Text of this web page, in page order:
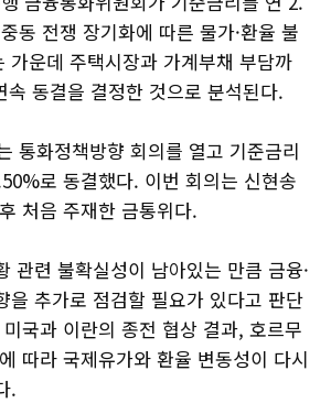
동 전쟁 장기화에 따른 물가·환율 불
가운데 주택시장과 가계부채 부담까
속 동결을 결정한 것으로 분석된다.
통화정책방향 회의를 열고 기준금리
로 동결했다. 이번 회의는 신현송
처음 주재한 금통위다.
관련 불확실성이 남아있는 만큼 금융·
을 추가로 점검할 필요가 있다고 판단
국과 이란의 종전 협상 결과, 호르무
따라 국제유가와 환율 변동성이 다시
.